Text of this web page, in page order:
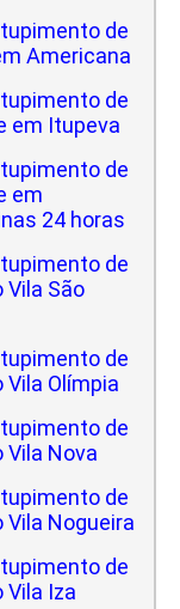
de
Americana
de
em Itupeva
de
em
24 horas
de
Vila São
de
Vila Olímpia
de
Vila Nova
de
Vila Nogueira
de
Vila Iza